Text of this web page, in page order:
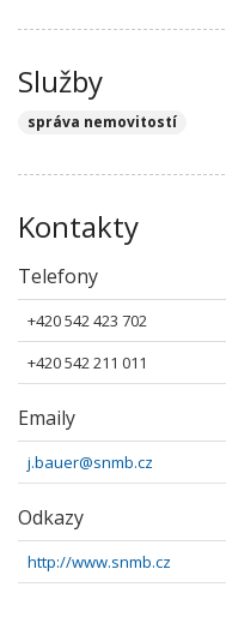
Služby
správa nemovitostí
Kontakty
Telefony
+420 542 423 702
+420 542 211 011
Emaily
j.bauer@snmb.cz
Odkazy
http://www.snmb.cz